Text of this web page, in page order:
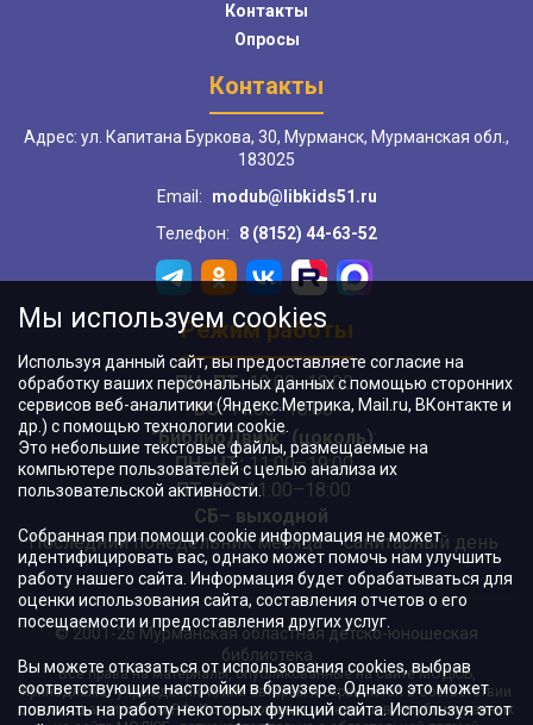
Контакты
Опросы
Контакты
Адрес: ул. Капитана Буркова, 30, Мурманск, Мурманская обл.,
183025
Email:
modub@libkids51.ru
Телефон:
8 (8152) 44-63-52
Режим работы
ПН–ПТ:10:00–18:00
ВС:11:00–18:00
"БиблиоДвиж" (цоколь):
ПН–ЧТ:11:00–19:00
ПТ, ВС:11:00–18:00
СБ– выходной
Последний понедельник месяца – санитарный день
© 2001-26 Мурманская областная детско-юношеская
библиотека
Все права на материалы, опубликованные на сайте МОДЮБ,
принадлежат учреждению и/или авторам и охраняются в соответствии
с законодательством РФ. Использование материалов, опубликованных
Мы используем cookies
Используя данный сайт, вы предоставляете согласие на
обработку ваших персональных данных с помощью сторонних
сервисов веб-аналитики (Яндекс.Метрика, Mail.ru, ВКонтакте и
др.) с помощью технологии cookie.
Это небольшие текстовые файлы, размещаемые на
компьютере пользователей с целью анализа их
пользовательской активности.
Собранная при помощи cookie информация не может
идентифицировать вас, однако может помочь нам улучшить
работу нашего сайта. Информация будет обрабатываться для
оценки использования сайта, составления отчетов о его
посещаемости и предоставления других услуг.
Вы можете отказаться от использования cookies, выбрав
соответствующие настройки в браузере. Однако это может
повлиять на работу некоторых функций сайта. Используя этот